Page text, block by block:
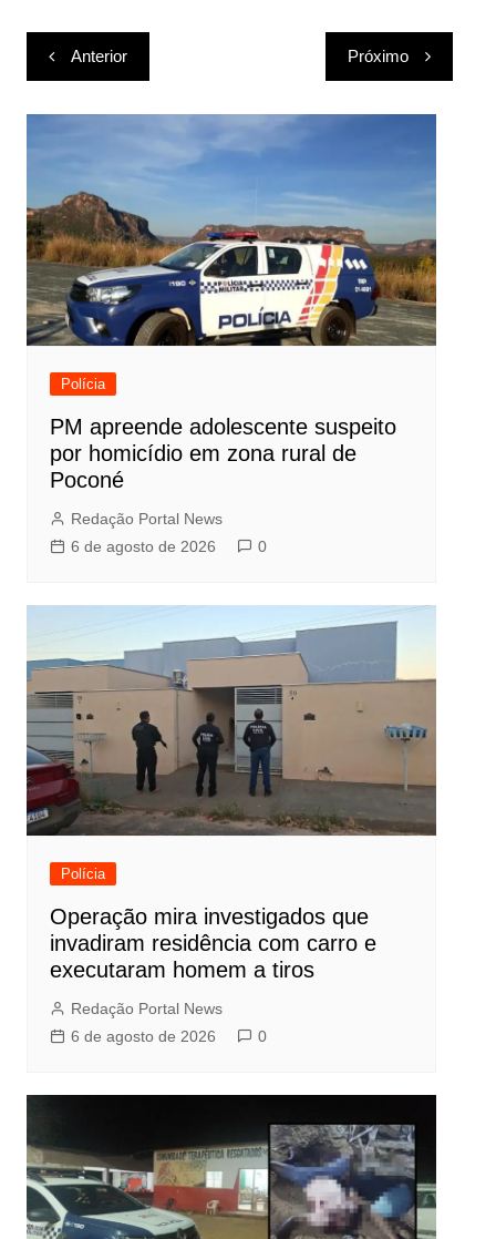
Navegação
de
Post
Anterior Próximo
Polícia
PM apreende adolescente suspeito
por homicídio em zona rural de
Poconé
Redação Portal News
6 de agosto de 2026
0
Polícia
Operação mira investigados que
invadiram residência com carro e
executaram homem a tiros
Redação Portal News
6 de agosto de 2026
0